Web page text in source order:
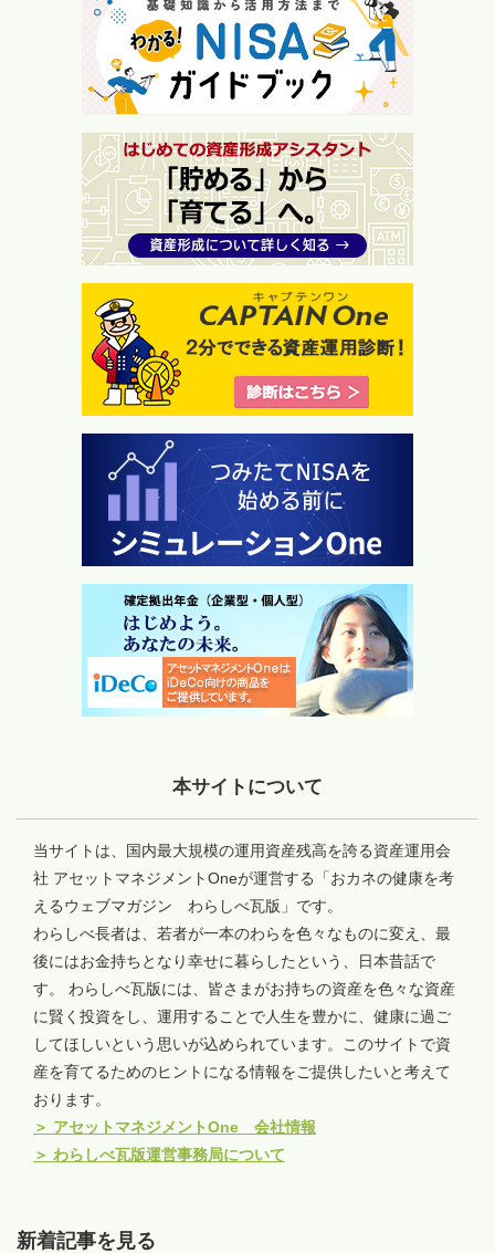
本サイトについて
当サイトは、国内最大規模の運用資産残高を誇る資産運用会
社 アセットマネジメントOneが運営する「おカネの健康を考
えるウェブマガジン わらしべ瓦版」です。
わらしべ長者は、若者が一本のわらを色々なものに変え、最
後にはお金持ちとなり幸せに暮らしたという、日本昔話で
す。 わらしべ瓦版には、皆さまがお持ちの資産を色々な資産
に賢く投資をし、運用することで人生を豊かに、健康に過ご
してほしいという思いが込められています。このサイトで資
産を育てるためのヒントになる情報をご提供したいと考えて
おります。
＞ アセットマネジメントOne 会社情報
＞ わらしべ瓦版運営事務局について
新着記事を見る